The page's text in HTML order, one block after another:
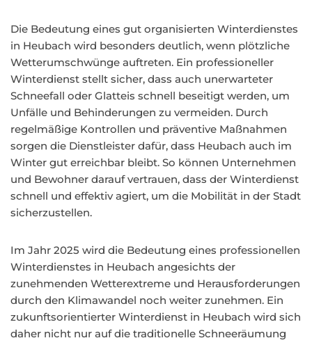
Die Bedeutung eines gut organisierten Winterdienstes
in Heubach wird besonders deutlich, wenn plötzliche
Wetterumschwünge auftreten. Ein professioneller
Winterdienst stellt sicher, dass auch unerwarteter
Schneefall oder Glatteis schnell beseitigt werden, um
Unfälle und Behinderungen zu vermeiden. Durch
regelmäßige Kontrollen und präventive Maßnahmen
sorgen die Dienstleister dafür, dass Heubach auch im
Winter gut erreichbar bleibt. So können Unternehmen
und Bewohner darauf vertrauen, dass der Winterdienst
schnell und effektiv agiert, um die Mobilität in der Stadt
sicherzustellen.
Im Jahr 2025 wird die Bedeutung eines professionellen
Winterdienstes in Heubach angesichts der
zunehmenden Wetterextreme und Herausforderungen
durch den Klimawandel noch weiter zunehmen. Ein
zukunftsorientierter Winterdienst in Heubach wird sich
daher nicht nur auf die traditionelle Schneeräumung